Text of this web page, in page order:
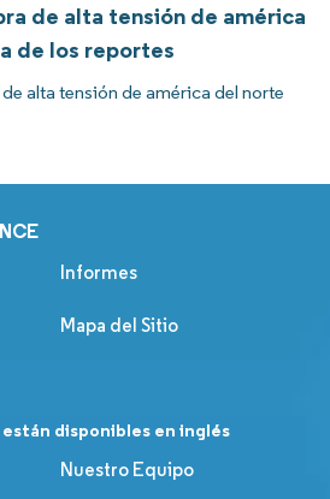
de alta tensión de américa
de los reportes
alta tensión de américa del norte
Informes
Mapa del Sitio
disponibles en inglés
Nuestro Equipo